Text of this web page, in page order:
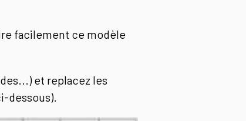
facilement ce modèle
et replacez les
dessous).